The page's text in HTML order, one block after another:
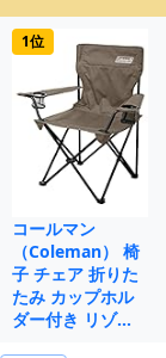
1位
コールマン
（Coleman） 椅
子 チェア 折りた
たみ カップホル
ダー付き リゾ…